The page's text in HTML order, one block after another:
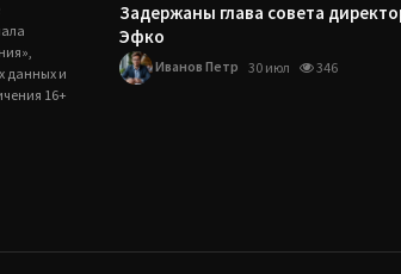
данных и
16+
Задержаны глава совета
Эфко
Иванов Петр 30 июл 346